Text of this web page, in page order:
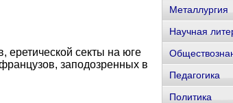
еретической секты на юге
заподозренных в
Металлургия
Научная
Педагогика
Политика